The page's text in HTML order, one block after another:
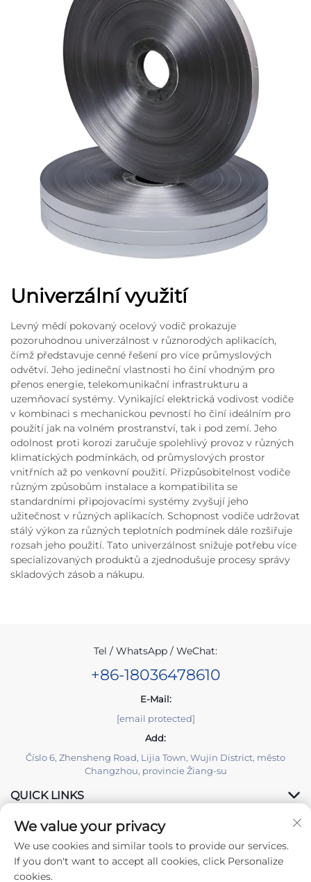
Univerzální využití
Levný mědí pokovaný ocelový vodič prokazuje
pozoruhodnou univerzálnost v různorodých aplikacích,
čímž představuje cenné řešení pro více průmyslových
odvětví. Jeho jedineční vlastnosti ho činí vhodným pro
přenos energie, telekomunikační infrastrukturu a
uzemňovací systémy. Vynikající elektrická vodivost vodiče
v kombinaci s mechanickou pevností ho činí ideálním pro
použití jak na volném prostranství, tak i pod zemí. Jeho
odolnost proti korozi zaručuje spolehlivý provoz v různých
klimatických podmínkách, od průmyslových prostor
vnitřních až po venkovní použití. Přizpůsobitelnost vodiče
různým způsobům instalace a kompatibilita se
standardními připojovacími systémy zvyšují jeho
užitečnost v různých aplikacích. Schopnost vodiče udržovat
stálý výkon za různých teplotních podmínek dále rozšiřuje
rozsah jeho použití. Tato univerzálnost snižuje potřebu více
specializovaných produktů a zjednodušuje procesy správy
skladových zásob a nákupu.
Tel / WhatsApp / WeChat:
+86-18036478610
E-Mail:
[email protected]
Add:
Číslo 6, Zhensheng Road, Lijia Town, Wujin District, město
Changzhou, provincie Žiang-su
QUICK LINKS
PRODUCTS
We value your privacy
We use cookies and similar tools to provide our services.
If you don't want to accept all cookies, click Personalize
cookies.